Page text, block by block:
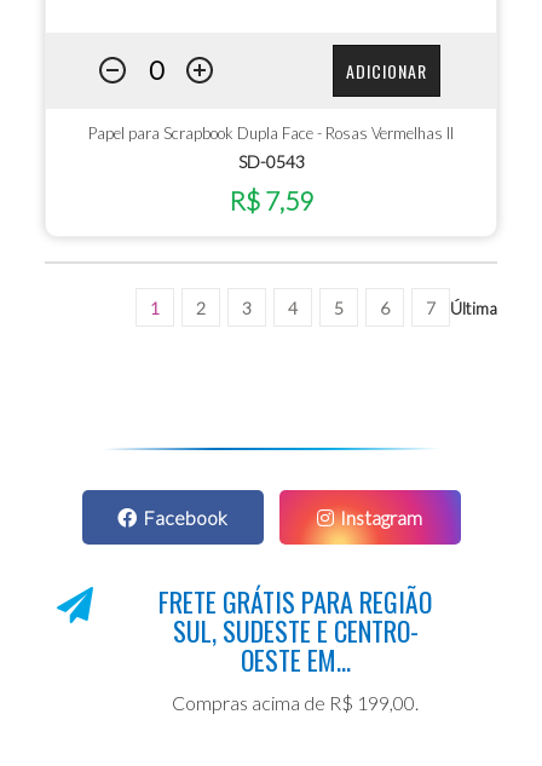
ADICIONAR
Papel para Scrapbook Dupla Face - Rosas Vermelhas II
SD-0543
R$ 7,59
1 2 3 4 5 6 7 Última
Facebook Instagram
FRETE GRÁTIS PARA REGIÃO
SUL, SUDESTE E CENTRO-
OESTE EM...
Compras acima de R$ 199,00.